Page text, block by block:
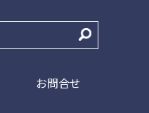
お問合せ